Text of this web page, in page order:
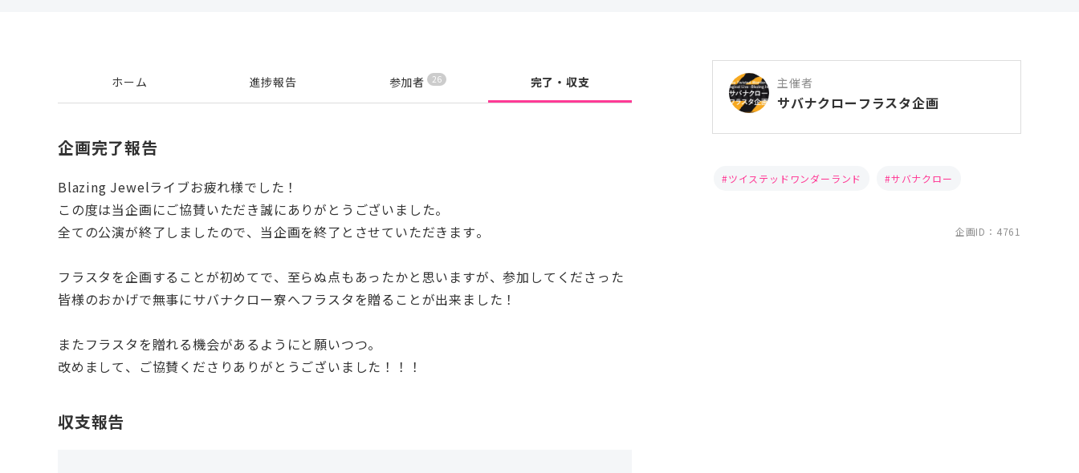
ホーム 進捗報告 参加者 26 完了・収支
企画完了報告
Blazing Jewelライブお疲れ様でした！
この度は当企画にご協賛いただき誠にありがとうございました。
全ての公演が終了しましたので、当企画を終了とさせていただきます。
フラスタを企画することが初めてで、至らぬ点もあったかと思いますが、参加してくださった
皆様のおかげで無事にサバナクロー寮へフラスタを贈ることが出来ました！
またフラスタを贈れる機会があるようにと願いつつ。
改めまして、ご協賛くださりありがとうございました！！！
収支報告
主催者
サバナクローフラスタ企画
ツイステッドワンダーランド サバナクロー
企画ID：4761